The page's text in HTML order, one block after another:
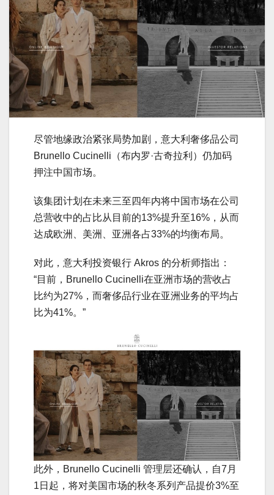
尽管地缘政治紧张局势加剧，意大利奢侈品公司
Brunello Cucinelli（布内罗·古奇拉利）仍加码
押注中国市场。
该集团计划在未来三至四年内将中国市场在公司
总营收中的占比从目前的13%提升至16%，从而
达成欧洲、美洲、亚洲各占33%的均衡布局。
对此，意大利投资银行 Akros 的分析师指出：
“目前，Brunello Cucinelli在亚洲市场的营收占
比约为27%，而奢侈品行业在亚洲业务的平均占
比为41%。”
此外，Brunello Cucinelli 管理层还确认，自7月
1日起，将对美国市场的秋冬系列产品提价3%至